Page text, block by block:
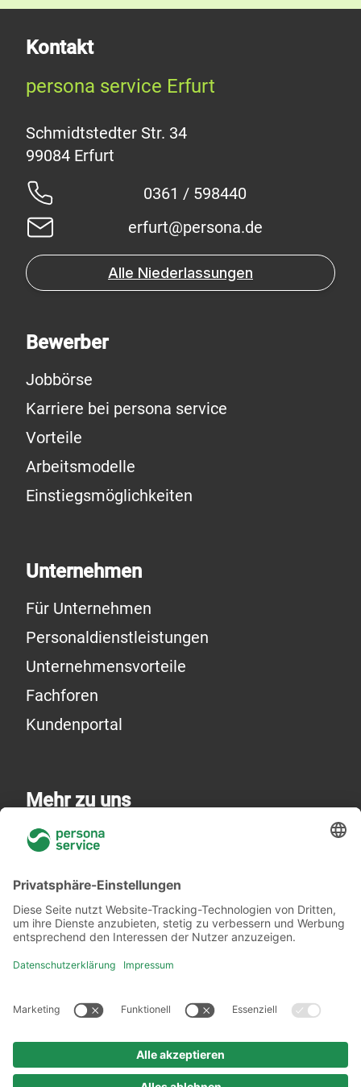
Kontakt
persona service Erfurt
Schmidtstedter Str. 34
0361 / 598440
erfurt@persona.de
Alle Niederlassungen
Bewerber
Jobbörse
Karriere bei persona service
Vorteile
Arbeitsmodelle
Einstiegsmöglichkeiten
Unternehmen
Für Unternehmen
Personaldienstleistungen
Unternehmensvorteile
Fachforen
Kundenportal
Mehr zu uns
Über uns
Akademie
Rechtliches
Datenschutzerklärung
Urheberrechtshinweis